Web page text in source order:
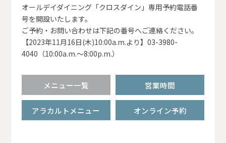
オールデイダイニング「クロスダイン」専用予約電話番
号を開設いたします。
ご予約・お問い合わせは下記の番号へご連絡ください。
【2023年11月16日(木)10:00a.m.より】03-3980-
4040（10:00a.m.～8:00p.m.）
メニュー一覧 営業時間
アラカルトメニュー オンライン予約